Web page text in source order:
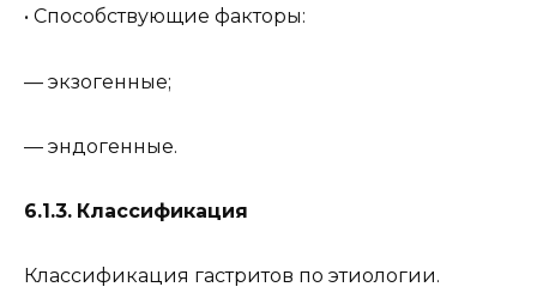
• Способствующие факторы:
— экзогенные;
— эндогенные.
6.1.3. Классификация
Классификация гастритов по этиологии.